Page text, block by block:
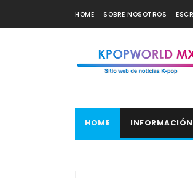
HOME SOBRE NOSOTROS
HOME INFORMACIÓN